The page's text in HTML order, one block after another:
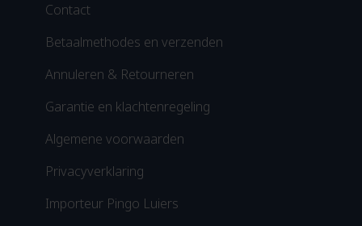
Contact
Betaalmethodes en verzenden
Annuleren & Retourneren
Garantie en klachtenregeling
Algemene voorwaarden
Privacyverklaring
Importeur Pingo Luiers